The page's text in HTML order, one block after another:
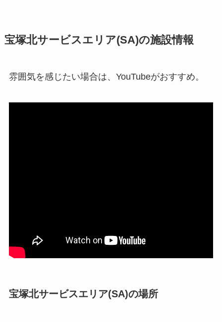
宝塚北サービスエリア(SA)の施設情報
雰囲気を感じたい場合は、YouTubeがおすすめ。
宝塚北サービスエリア(SA)の場所